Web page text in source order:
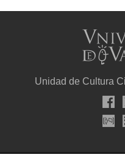
Unidad de Cultura